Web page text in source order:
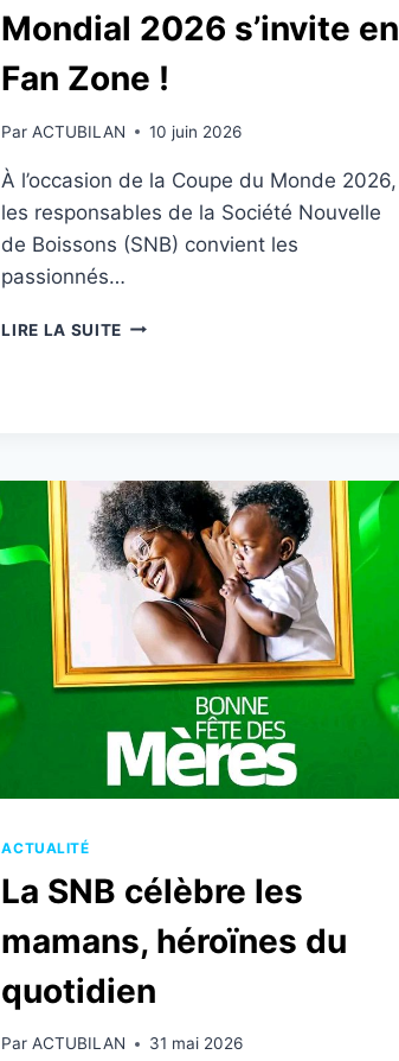
Mondial 2026 s’invite en
Fan Zone !
Par ACTUBILAN 10 juin 2026
À l’occasion de la Coupe du Monde 2026,
les responsables de la Société Nouvelle
de Boissons (SNB) convient les
passionnés…
LIRE LA SUITE TOGO:
S’INVITE
EN
FAN
ZONE
ACTUALITÉ
La SNB célèbre les
mamans, héroïnes du
quotidien
Par ACTUBILAN 31 mai 2026